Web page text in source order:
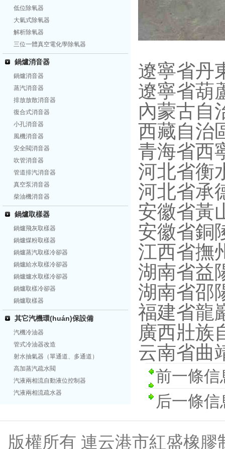
低位除氧器
大氣式除氧器
解析除氧器
三位一體真空電化學除氧器
鍋爐消音器
鍋爐消音器
蒸汽消音器
排放放散消音器
復合式消音器
小孔消音器
風機消音器
安全閥消音器
吹管消音器
管道排汽消音器
真空泵消音器
柴油機消音器
鍋爐取樣器
鍋爐飛灰取樣器
鍋爐煤粉取樣器
鍋爐蒸汽取樣冷卻器
鍋爐給水取樣冷卻器
鍋爐爐水取樣冷卻器
鍋爐取樣冷卻器
鍋爐取樣器
其它汽機環(huán)保設備
汽機冷油器
管式冷油器改造
射水抽氣器（單通道、多通道）
高加蒸汽疏水閥
汽液兩相流自動液位控制器
汽液兩相流疏水器
遼寧省丹
遼寧省葫
內蒙古自
西藏自治
青海省西
河北省衡
河北省承
安徽省黃
安徽省銅
江西省撫
湖南省益
湖南省邵
福建省龍
廣西壯族
云南省曲
前一條信
后一條信
版權所有 連云港市紅盛橡